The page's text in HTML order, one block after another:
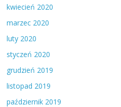
kwiecień 2020
marzec 2020
luty 2020
styczeń 2020
grudzień 2019
listopad 2019
październik 2019